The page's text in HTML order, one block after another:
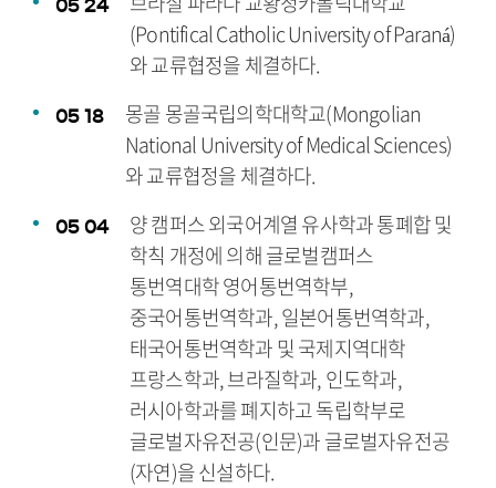
05 24
(Pontifical Catholic University of Paraná)
와 교류협정을 체결하다.
05 18
몽골 몽골국립의학대학교(Mongolian
National University of Medical Sciences)
와 교류협정을 체결하다.
05 04
양 캠퍼스 외국어계열 유사학과 통폐합 및
학칙 개정에 의해 글로벌캠퍼스
통번역대학 영어통번역학부,
중국어통번역학과, 일본어통번역학과,
태국어통번역학과 및 국제지역대학
프랑스학과, 브라질학과, 인도학과,
러시아학과를 폐지하고 독립학부로
글로벌자유전공(인문)과 글로벌자유전공
(자연)을 신설하다.